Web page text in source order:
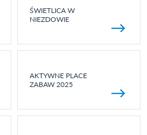
ŚWIETLICA W
NIEZDOWIE
AKTYWNE PLACE
ZABAW 2025